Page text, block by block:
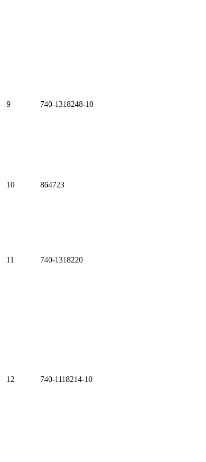
9 740-1318248-10
10 864723
11 740-1318220
12 740-1118214-10